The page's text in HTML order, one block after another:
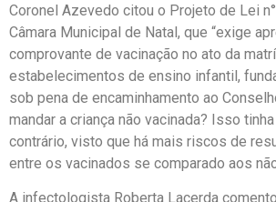
Coronel Azevedo citou o Projeto de Lei
Câmara Municipal de Natal, que “exige
comprovante de vacinação no ato da
estabelecimentos de ensino infantil,
sob pena de encaminhamento ao
mandar a criança não vacinada? Isso
contrário, visto que há mais riscos de
entre os vacinados se comparado aos
A infectologista Roberta Lacerda